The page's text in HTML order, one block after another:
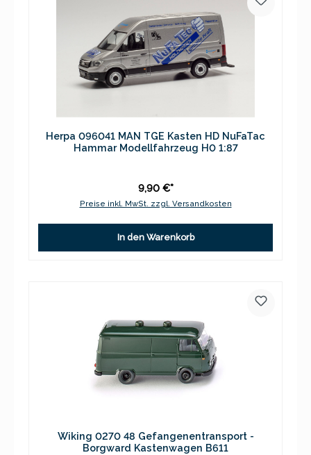
Herpa 096041 MAN TGE Kasten HD NuFaTac
Hammar Modellfahrzeug H0 1:87
9,90 €*
Preise inkl. MwSt. zzgl. Versandkosten
In den Warenkorb
Wiking 0270 48 Gefangenentransport -
Borgward Kastenwagen B611